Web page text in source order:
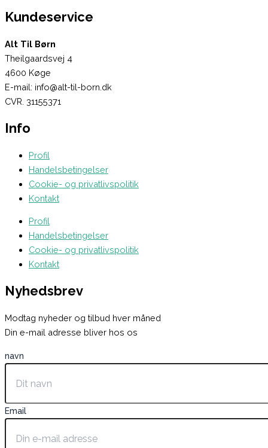
Kundeservice
Alt Til Børn
Theilgaardsvej 4
4600 Køge
E-mail: info@alt-til-born.dk
CVR. 31155371
Info
Profil
Handelsbetingelser
Cookie- og privatlivspolitik
Kontakt
Profil
Handelsbetingelser
Cookie- og privatlivspolitik
Kontakt
Nyhedsbrev
Modtag nyheder og tilbud hver måned
Din e-mail adresse bliver hos os
navn
Email